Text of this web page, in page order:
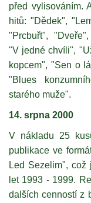
před vylisováním.
hitů: "Dědek",
"Prcbuřt",
"V jedné chvíli",
kopcem", "Sen o
"Blues
starého muže".
14. srpna 2000
V nákladu 25
publikace ve
Led Sezelim", což
let 1993 - 1999.
dalších cenností z